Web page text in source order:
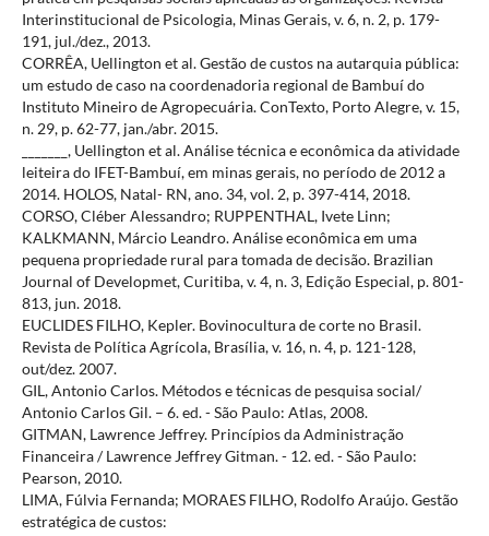
Interinstitucional de Psicologia, Minas Gerais, v. 6, n. 2, p. 179-
191, jul./dez., 2013.
CORRÊA, Uellington et al. Gestão de custos na autarquia pública:
um estudo de caso na coordenadoria regional de Bambuí do
Instituto Mineiro de Agropecuária. ConTexto, Porto Alegre, v. 15,
n. 29, p. 62-77, jan./abr. 2015.
_______, Uellington et al. Análise técnica e econômica da atividade
leiteira do IFET-Bambuí, em minas gerais, no período de 2012 a
2014. HOLOS, Natal- RN, ano. 34, vol. 2, p. 397-414, 2018.
CORSO, Cléber Alessandro; RUPPENTHAL, Ivete Linn;
KALKMANN, Márcio Leandro. Análise econômica em uma
pequena propriedade rural para tomada de decisão. Brazilian
Journal of Developmet, Curitiba, v. 4, n. 3, Edição Especial, p. 801-
813, jun. 2018.
EUCLIDES FILHO, Kepler. Bovinocultura de corte no Brasil.
Revista de Política Agrícola, Brasília, v. 16, n. 4, p. 121-128,
out/dez. 2007.
GIL, Antonio Carlos. Métodos e técnicas de pesquisa social/
Antonio Carlos Gil. – 6. ed. - São Paulo: Atlas, 2008.
GITMAN, Lawrence Jeffrey. Princípios da Administração
Financeira / Lawrence Jeffrey Gitman. - 12. ed. - São Paulo:
Pearson, 2010.
LIMA, Fúlvia Fernanda; MORAES FILHO, Rodolfo Araújo. Gestão
estratégica de custos: